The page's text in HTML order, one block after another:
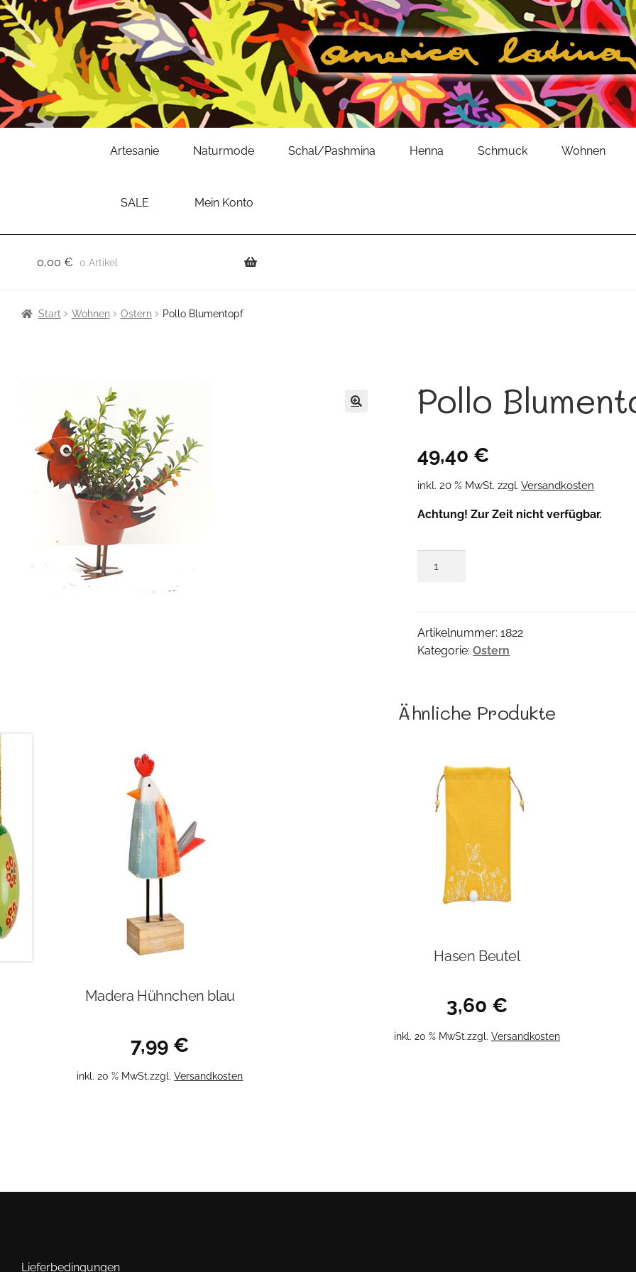
Artesanie Naturmode Schal/Pashmina Henna Schmuck Wohnen
SALE Mein Konto
0,00 € 0 Artikel
Start Wohnen Ostern Pollo Blumentopf
Pollo
49,40 €
inkl. 20 % MwSt. zzgl.Versandkosten
Achtung! Zur Zeit nicht verfügbar.
Artikelnummer:1822
Kategorie:Ostern
Ähnliche Produkte
Madera Hühnchen blau
7,99 €
inkl. 20 % MwSt.zzgl.Versandkosten
Hasen Beutel
3,60 €
inkl. 20 % MwSt.zzgl. Versandkosten
Lieferbedingungen